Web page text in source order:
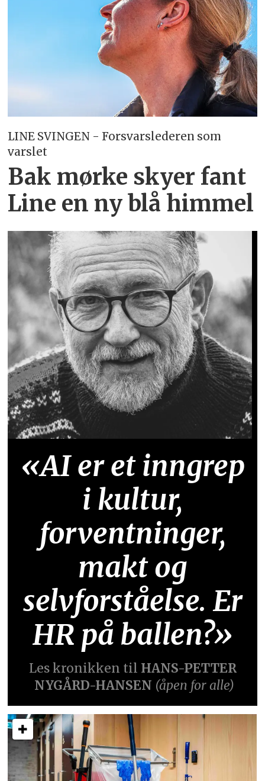
LINE SVINGEN - Forsvarslederen som
varslet
Bak mørke skyer fant
Line en ny blå himmel
«AI er et inngrep
i kultur,
forventninger,
makt og
selvforståelse. Er
HR på ballen?»
Les kronikken til HANS-PETTER
NYGÅRD-HANSEN (åpen for alle)